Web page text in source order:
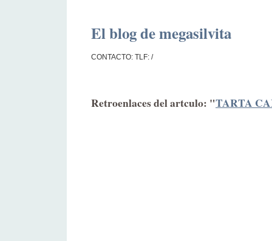
El blog de megasilvita
CONTACTO: TLF: /
Retroenlaces del artculo: "TARTA